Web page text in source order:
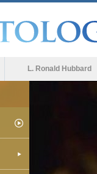
L. Ronald Hubbard